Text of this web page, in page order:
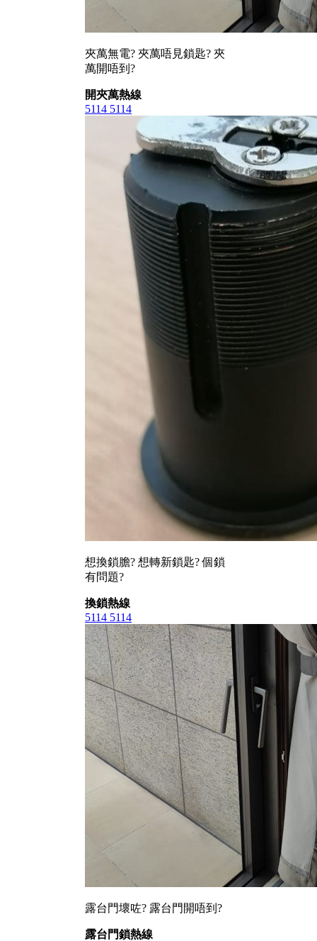
夾萬無電? 夾萬唔見鎖匙? 夾
萬開唔到?
開夾萬熱線
5114 5114
想換鎖膽? 想轉新鎖匙? 個鎖
有問題?
換鎖熱線
5114 5114
露台門壞咗? 露台門開唔到?
露台門鎖熱線